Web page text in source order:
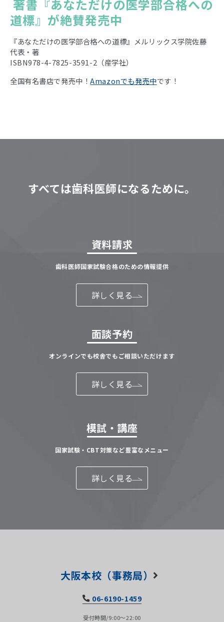
著書『あなただけの医学部合格への
道標』が絶賛発売中
『あなただけの医学部合格への道標』メルリックス学院佐藤
代表・著
ISBN978-4-7825-3591-2（産学社）
全国有名書店で発売中！Amazonでも発売中です！
すべては歯科医師になるために。
資料請求
歯科医師国家試験合格のための情報提供
詳しく見る
面談予約
オンラインでも校舎でもご相談いただけます
詳しく見る
模試・講座
国家試験・CBT対策など豊富なメニュー
詳しく見る
大阪本校（事務局）
06-6190-1459
受付時間/9:00～22:00